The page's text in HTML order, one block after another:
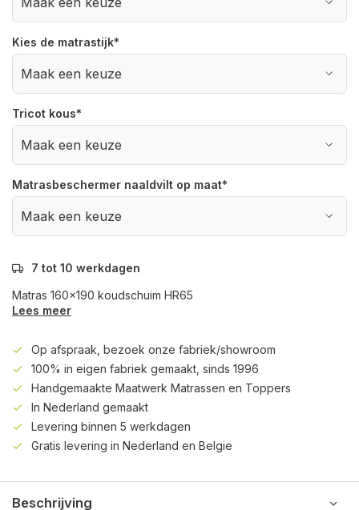
Kies de matrastijk*
Tricot kous*
Matrasbeschermer naaldvilt op maat*
7 tot 10 werkdagen
Matras 160x190 koudschuim HR65
Lees meer
Op afspraak, bezoek onze fabriek/showroom
100% in eigen fabriek gemaakt, sinds 1996
Handgemaakte Maatwerk Matrassen en Toppers
In Nederland gemaakt
Levering binnen 5 werkdagen
Gratis levering in Nederland en Belgie
Beschrijving